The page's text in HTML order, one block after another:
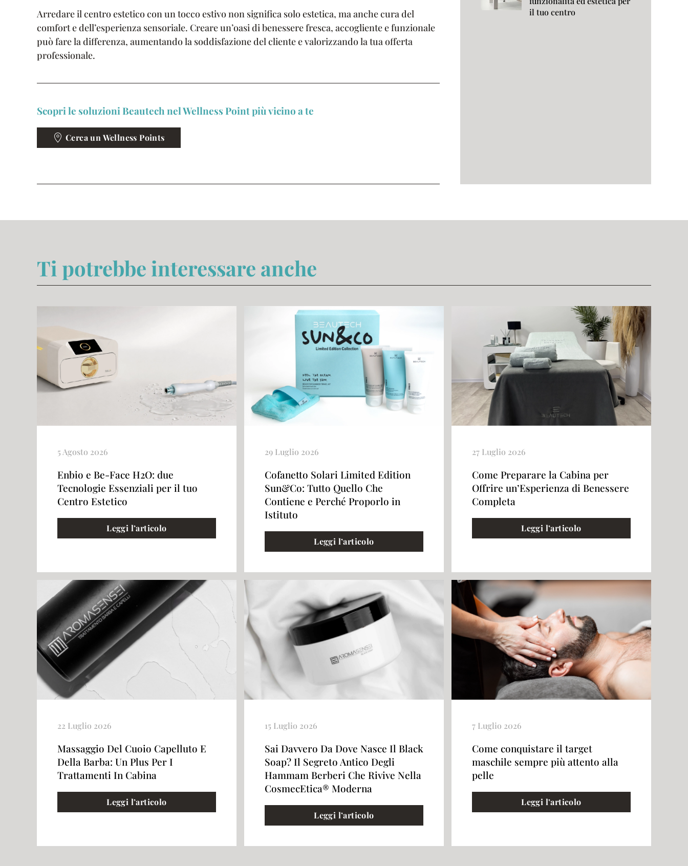
Arredare il centro estetico con un tocco estivo non significa solo estetica, ma anche cura del
comfort e dell’esperienza sensoriale. Creare un’oasi di benessere fresca, accogliente e funzionale
può fare la differenza, aumentando la soddisfazione del cliente e valorizzando la tua offerta
professionale.
Scopri le soluzioni Beautech nel Wellness Point più vicino a te
Cerca un Wellness Points
il tuo centro
Ti potrebbe interessare anche
5 Agosto 2026
Enbio e Be-Face H2O: due
Tecnologie Essenziali per il tuo
Centro Estetico
Leggi l’articolo
29 Luglio 2026
Cofanetto Solari Limited Edition
Sun&Co: Tutto Quello Che
Contiene e Perché Proporlo in
Istituto
Leggi l’articolo
27 Luglio 2026
Come Preparare la Cabina per
Offrire un’Esperienza di Benessere
Completa
Leggi l’articolo
22 Luglio 2026
Massaggio Del Cuoio Capelluto E
Della Barba: Un Plus Per I
Trattamenti In Cabina
Leggi l’articolo
15 Luglio 2026
Sai Davvero Da Dove Nasce Il Black
Soap? Il Segreto Antico Degli
Hammam Berberi Che Rivive Nella
CosmecEtica® Moderna
Leggi l’articolo
7 Luglio 2026
Come conquistare il target
maschile sempre più attento alla
pelle
Leggi l’articolo